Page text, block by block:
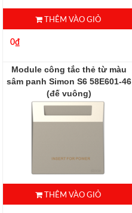
THÊM VÀO GIỎ
0₫
Module công tắc thẻ từ màu
sâm panh Simon S6 58E601-46
(đế vuông)
58E601-46
THÊM VÀO GIỎ